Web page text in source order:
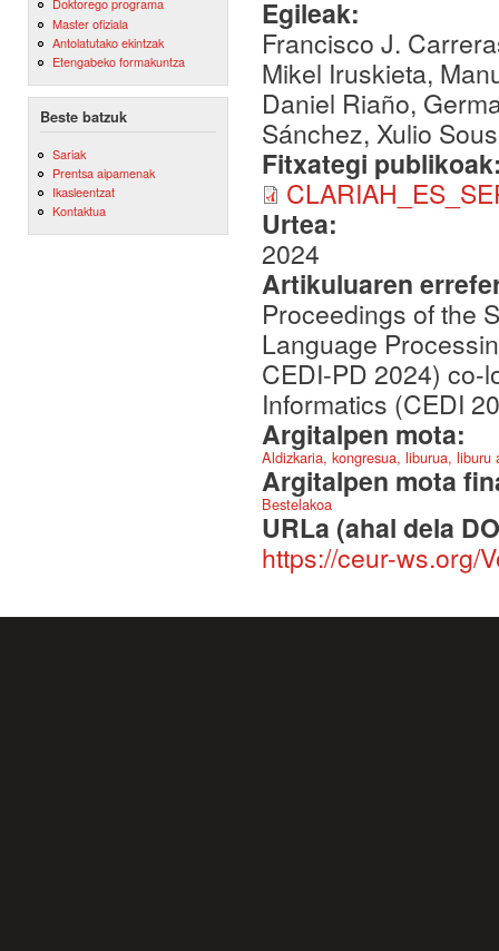
Doktorego programa
Master ofiziala
Antolatutako ekintzak
Etengabeko formakuntza
Beste batzuk
Sariak
Prentsa aipamenak
Ikasleentzat
Kontaktua
Egileak:
Francisco J.
Mikel Iruskieta,
Daniel Riaño,
Sánchez, Xulio
Fitxategi
Urtea:
2024
Artikuluaren
Proceedings of the
Language
CEDI-PD 2024) co-
Informatics (CEDI
Argitalpen mota:
Aldizkaria, kongresua, liburua,
Argitalpen mota
Bestelakoa
URLa (ahal dela
https://ceur-ws.org/